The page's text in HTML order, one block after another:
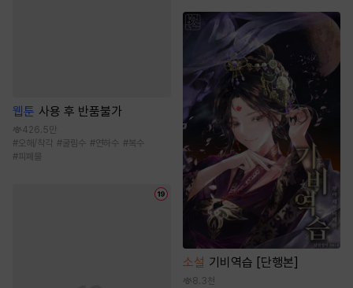
웹툰 사용 후 반품불가
426.5만
#오해/착각 #굴림수 #연하수 #복수
#피폐물
소설 기비역습 [단행본]
8.3천